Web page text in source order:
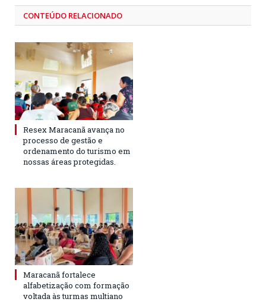
CONTEÚDO RELACIONADO
Resex Maracanã avança no
processo de gestão e
ordenamento do turismo em
nossas áreas protegidas.
Maracanã fortalece
alfabetização com formação
voltada às turmas multiano